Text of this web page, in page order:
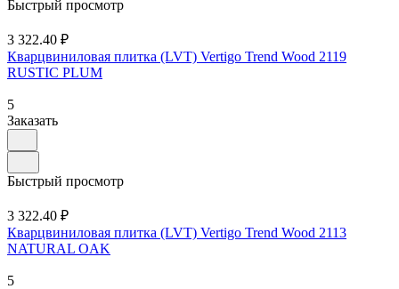
Быстрый просмотр
3 322.40 ₽
Кварцвиниловая плитка (LVT) Vertigo Trend Wood 2119
RUSTIC PLUM
5
Заказать
Быстрый просмотр
3 322.40 ₽
Кварцвиниловая плитка (LVT) Vertigo Trend Wood 2113
NATURAL OAK
5